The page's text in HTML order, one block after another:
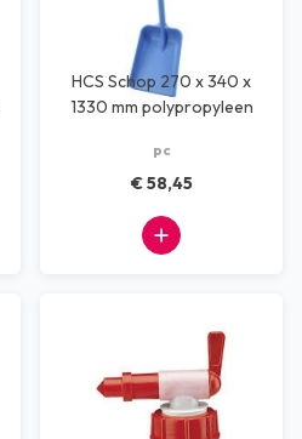
HCS Schop 270 x 340 x
1330 mm polypropyleen
pc
€ 58,45